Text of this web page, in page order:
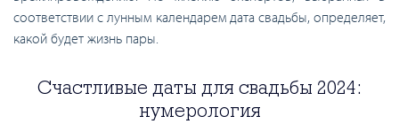
соответствии с лунным календарем дата свадьбы, определяет,
какой будет жизнь пары.
Счастливые даты для свадьбы 2024:
нумерология